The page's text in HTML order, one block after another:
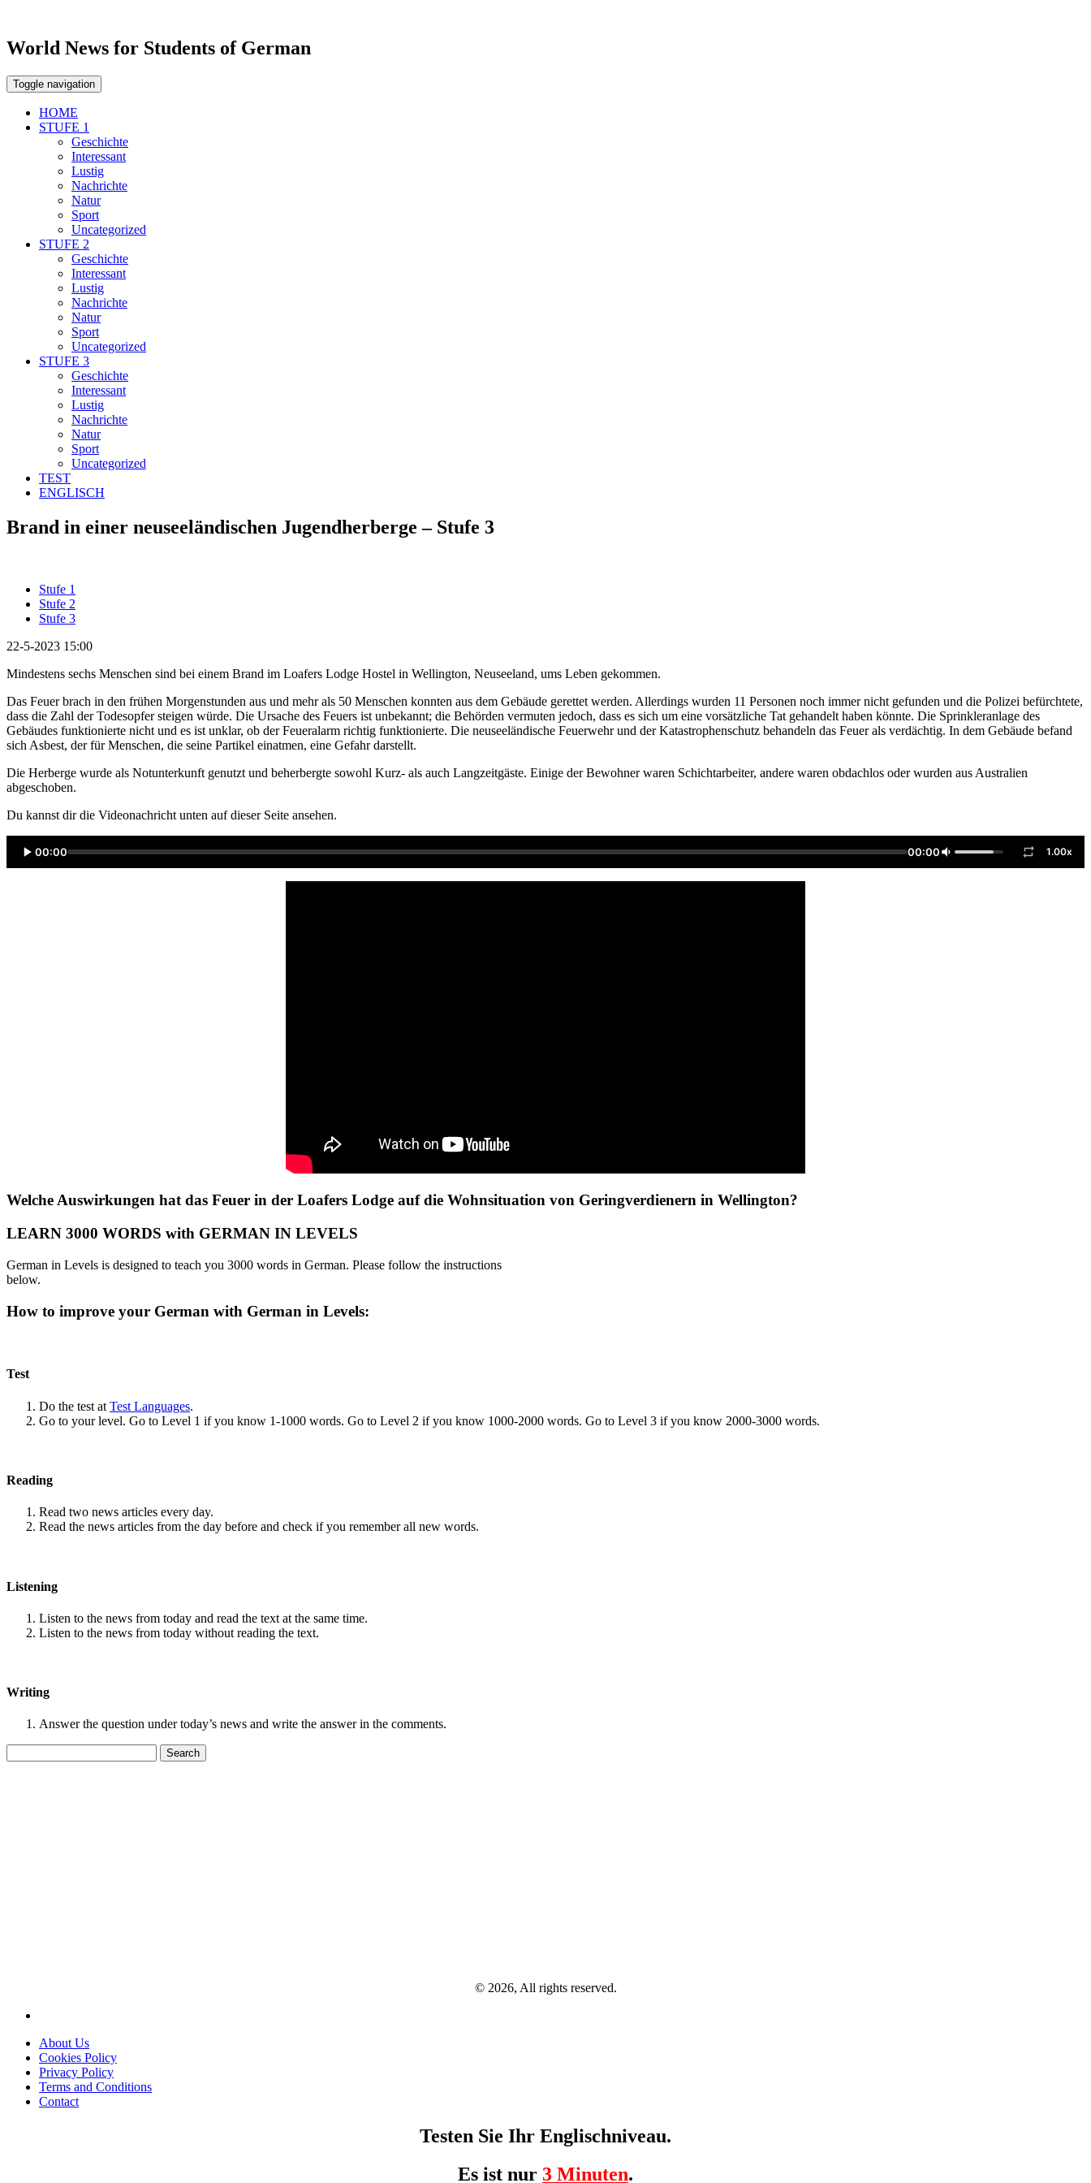
World News for Students of German
Toggle navigation
HOME
STUFE 1
Geschichte
Interessant
Lustig
Nachrichte
Natur
Sport
Uncategorized
STUFE 2
Geschichte
Interessant
Lustig
Nachrichte
Natur
Sport
Uncategorized
STUFE 3
Geschichte
Interessant
Lustig
Nachrichte
Natur
Sport
Uncategorized
TEST
ENGLISCH
Brand in einer neuseeländischen Jugendherberge – Stufe 3
Stufe 1
Stufe 2
Stufe 3
22-5-2023 15:00
Mindestens sechs Menschen sind bei einem Brand im Loafers Lodge Hostel in Wellington, Neuseeland, ums Leben gekommen.
Das Feuer brach in den frühen Morgenstunden aus und mehr als 50 Menschen konnten aus dem Gebäude gerettet werden. Allerdings wurden 11 Personen noch immer nicht gefunden und die Polizei befürchtete,
dass die Zahl der Todesopfer steigen würde. Die Ursache des Feuers ist unbekannt; die Behörden vermuten jedoch, dass es sich um eine vorsätzliche Tat gehandelt haben könnte. Die Sprinkleranlage des
Gebäudes funktionierte nicht und es ist unklar, ob der Feueralarm richtig funktionierte. Die neuseeländische Feuerwehr und der Katastrophenschutz behandeln das Feuer als verdächtig. In dem Gebäude befand
sich Asbest, der für Menschen, die seine Partikel einatmen, eine Gefahr darstellt.
Die Herberge wurde als Notunterkunft genutzt und beherbergte sowohl Kurz- als auch Langzeitgäste. Einige der Bewohner waren Schichtarbeiter, andere waren obdachlos oder wurden aus Australien
abgeschoben.
Du kannst dir die Videonachricht unten auf dieser Seite ansehen.
00:00 00:00 1.00x
Welche Auswirkungen hat das Feuer in der Loafers Lodge auf die Wohnsituation von Geringverdienern in Wellington?
LEARN 3000 WORDS with GERMAN IN LEVELS
German in Levels is designed to teach you 3000 words in German. Please follow the instructions
below.
How to improve your German with German in Levels:
Test
Do the test at Test Languages.
Go to your level. Go to Level 1 if you know 1-1000 words. Go to Level 2 if you know 1000-2000 words. Go to Level 3 if you know 2000-3000 words.
Reading
Read two news articles every day.
Read the news articles from the day before and check if you remember all new words.
Listening
Listen to the news from today and read the text at the same time.
Listen to the news from today without reading the text.
Writing
Answer the question under today’s news and write the answer in the comments.
for:
© 2026, All rights reserved.
About Us
Cookies Policy
Privacy Policy
Terms and Conditions
Contact
Testen Sie Ihr Englischniveau.
Es ist nur 3 Minuten.